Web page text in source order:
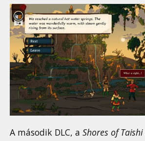
A második DLC, a Shores of Taishi